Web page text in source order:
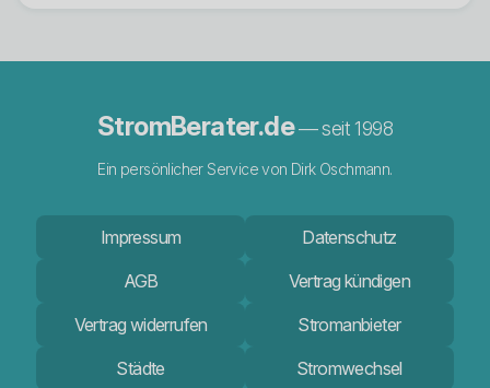
StromBerater.de— seit 1998
Ein persönlicher Service von Dirk Oschmann.
Impressum
Datenschutz
AGB
Vertrag kündigen
Vertrag widerrufen
Stromanbieter
Städte
Stromwechsel